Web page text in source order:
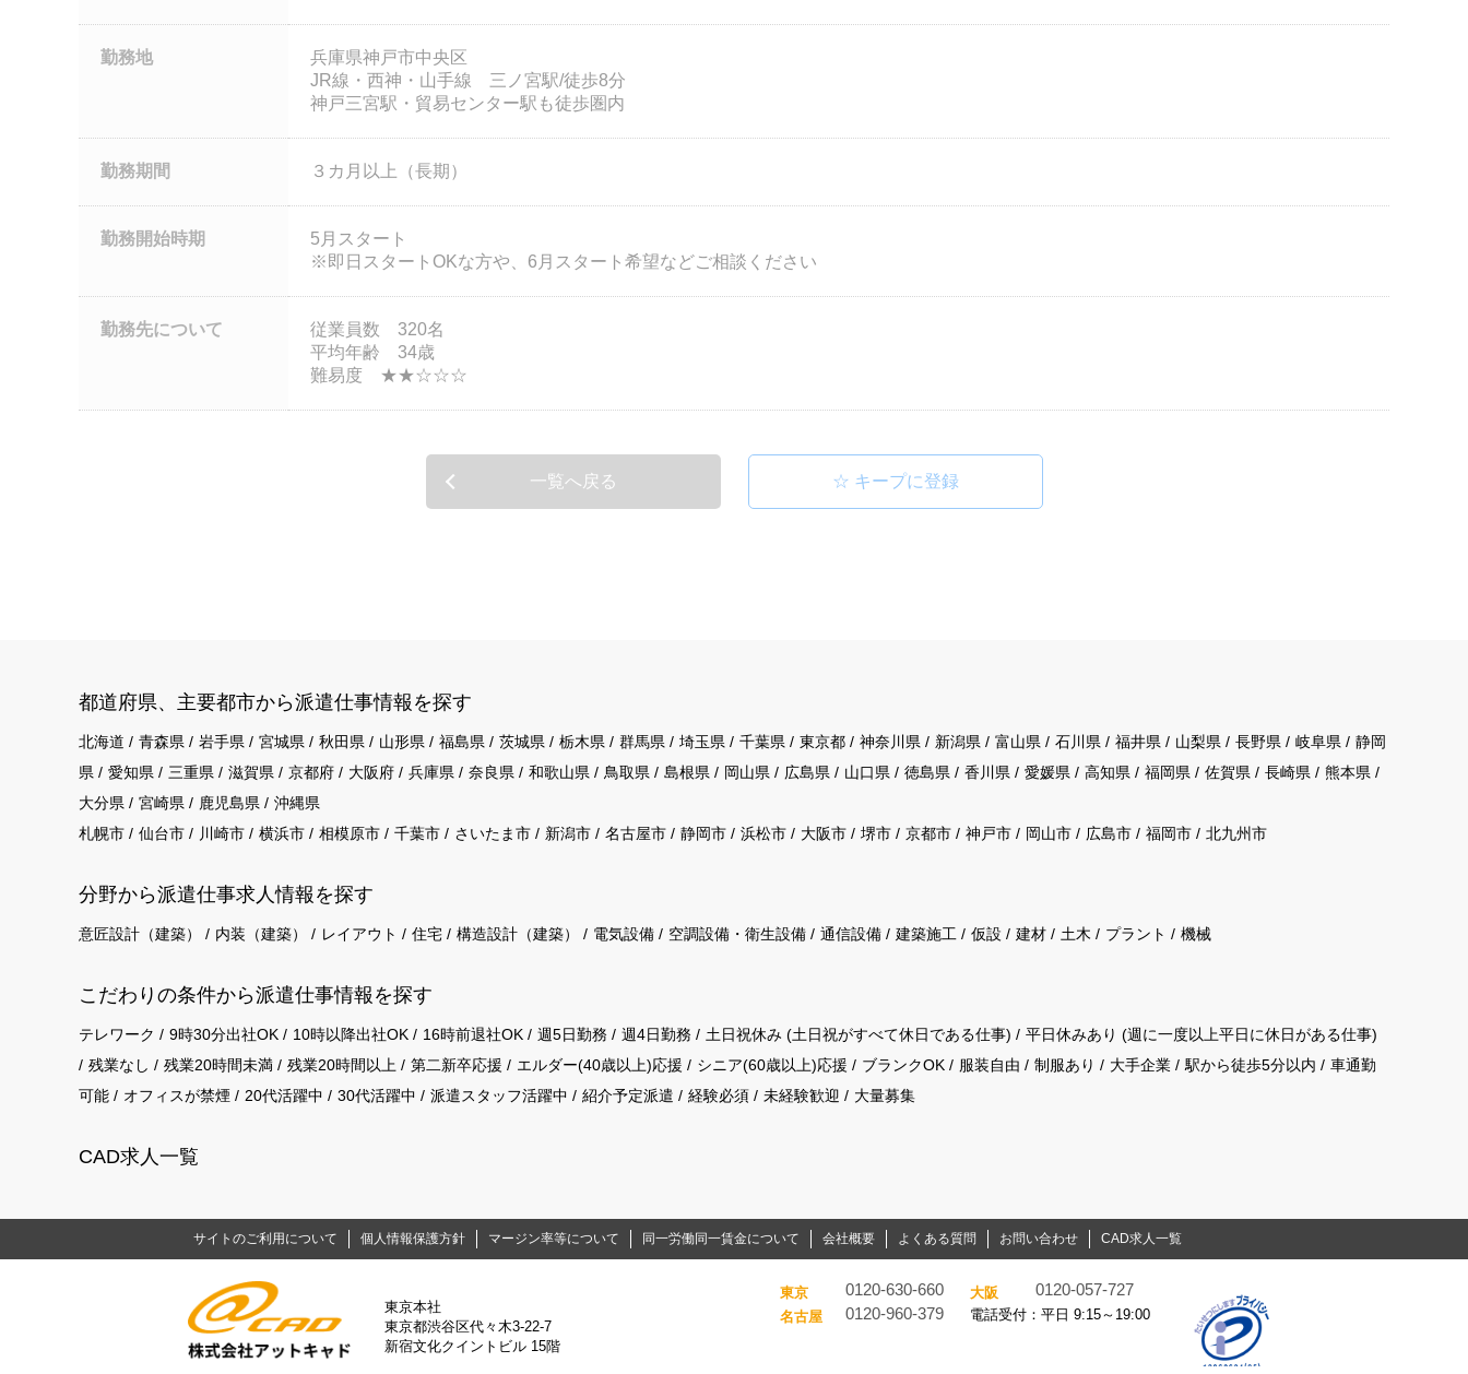
勤務地
兵庫県神戸市中央区
JR線・西神・山手線 三ノ宮駅/徒歩8分
神戸三宮駅・貿易センター駅も徒歩圏内
勤務期間 ３カ月以上（長期）
勤務開始時期
5月スタート
※即日スタートOKな方や、6月スタート希望などご相談ください
勤務先について
従業員数 320名
平均年齢 34歳
難易度 ★★☆☆☆
一覧へ戻る
都道府県、主要都市から派遣仕事情報を探す
北海道 青森県 岩手県 宮城県 秋田県 山形県 福島県 茨城県 栃木県 群馬県 埼玉県 千葉県 東京都 神奈川県 新潟県 富山県 石川県 福井県 山梨県 長野県 岐阜県
静岡
県
愛知県 三重県 滋賀県 京都府 大阪府 兵庫県 奈良県 和歌山県 鳥取県 島根県 岡山県 広島県 山口県 徳島県 香川県 愛媛県 高知県 福岡県 佐賀県 長崎県
熊本県
大分県
宮崎県 鹿児島県
沖縄県
札幌市
仙台市 川崎市 横浜市 相模原市 千葉市 さいたま市 新潟市 名古屋市 静岡市 浜松市 大阪市 堺市 京都市 神戸市 岡山市 広島市 福岡市 北九州市
分野から派遣仕事求⼈情報を探す
意匠設計（建築） 内装（建築） レイアウト 住宅 構造設計（建築） 電気設備 空調設備・衛生設備 通信設備 建築施工 仮設 建材 土木 プラント 機械
こだわりの条件から派遣仕事情報を探す
テレワーク 9時30分出社OK 10時以降出社OK 16時前退社OK 週5日勤務 週4日勤務 土日祝休み (土日祝がすべて休日である仕事)
平日休みあり (週に一度以上平日に休日がある仕事)
残業なし
残業20時間未満 残業20時間以上 第二新卒応援 エルダー(40歳以上)応援 シニア(60歳以上)応援 ブランクOK 服装自由 制服あり 大手企業 駅から徒歩5分以内
車通勤
可能
オフィスが禁煙 20代活躍中 30代活躍中 派遣スタッフ活躍中 紹介予定派遣 経験必須 未経験歓迎 大量募集
CAD求人一覧
サイトのご利用について 個人情報保護方針 マージン率等について 同一労働同一賃金について 会社概要 よくある質問 お問い合わせ CAD求人一覧
東京本社
東京都渋谷区代々木3-22-7
新宿文化クイントビル 15階
東京 0120-630-660 大阪 0120-057-727
名古屋 0120-960-379 電話受付：平日 9:15～19:00